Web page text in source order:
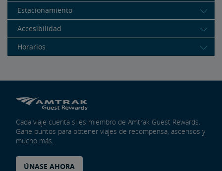
Estacionamiento
Accesibilidad
Horarios
Cada viaje cuenta si es miembro de Amtrak Guest Rewards.
Gane puntos para obtener viajes de recompensa, ascensos y
mucho más.
ÚNASE AHORA